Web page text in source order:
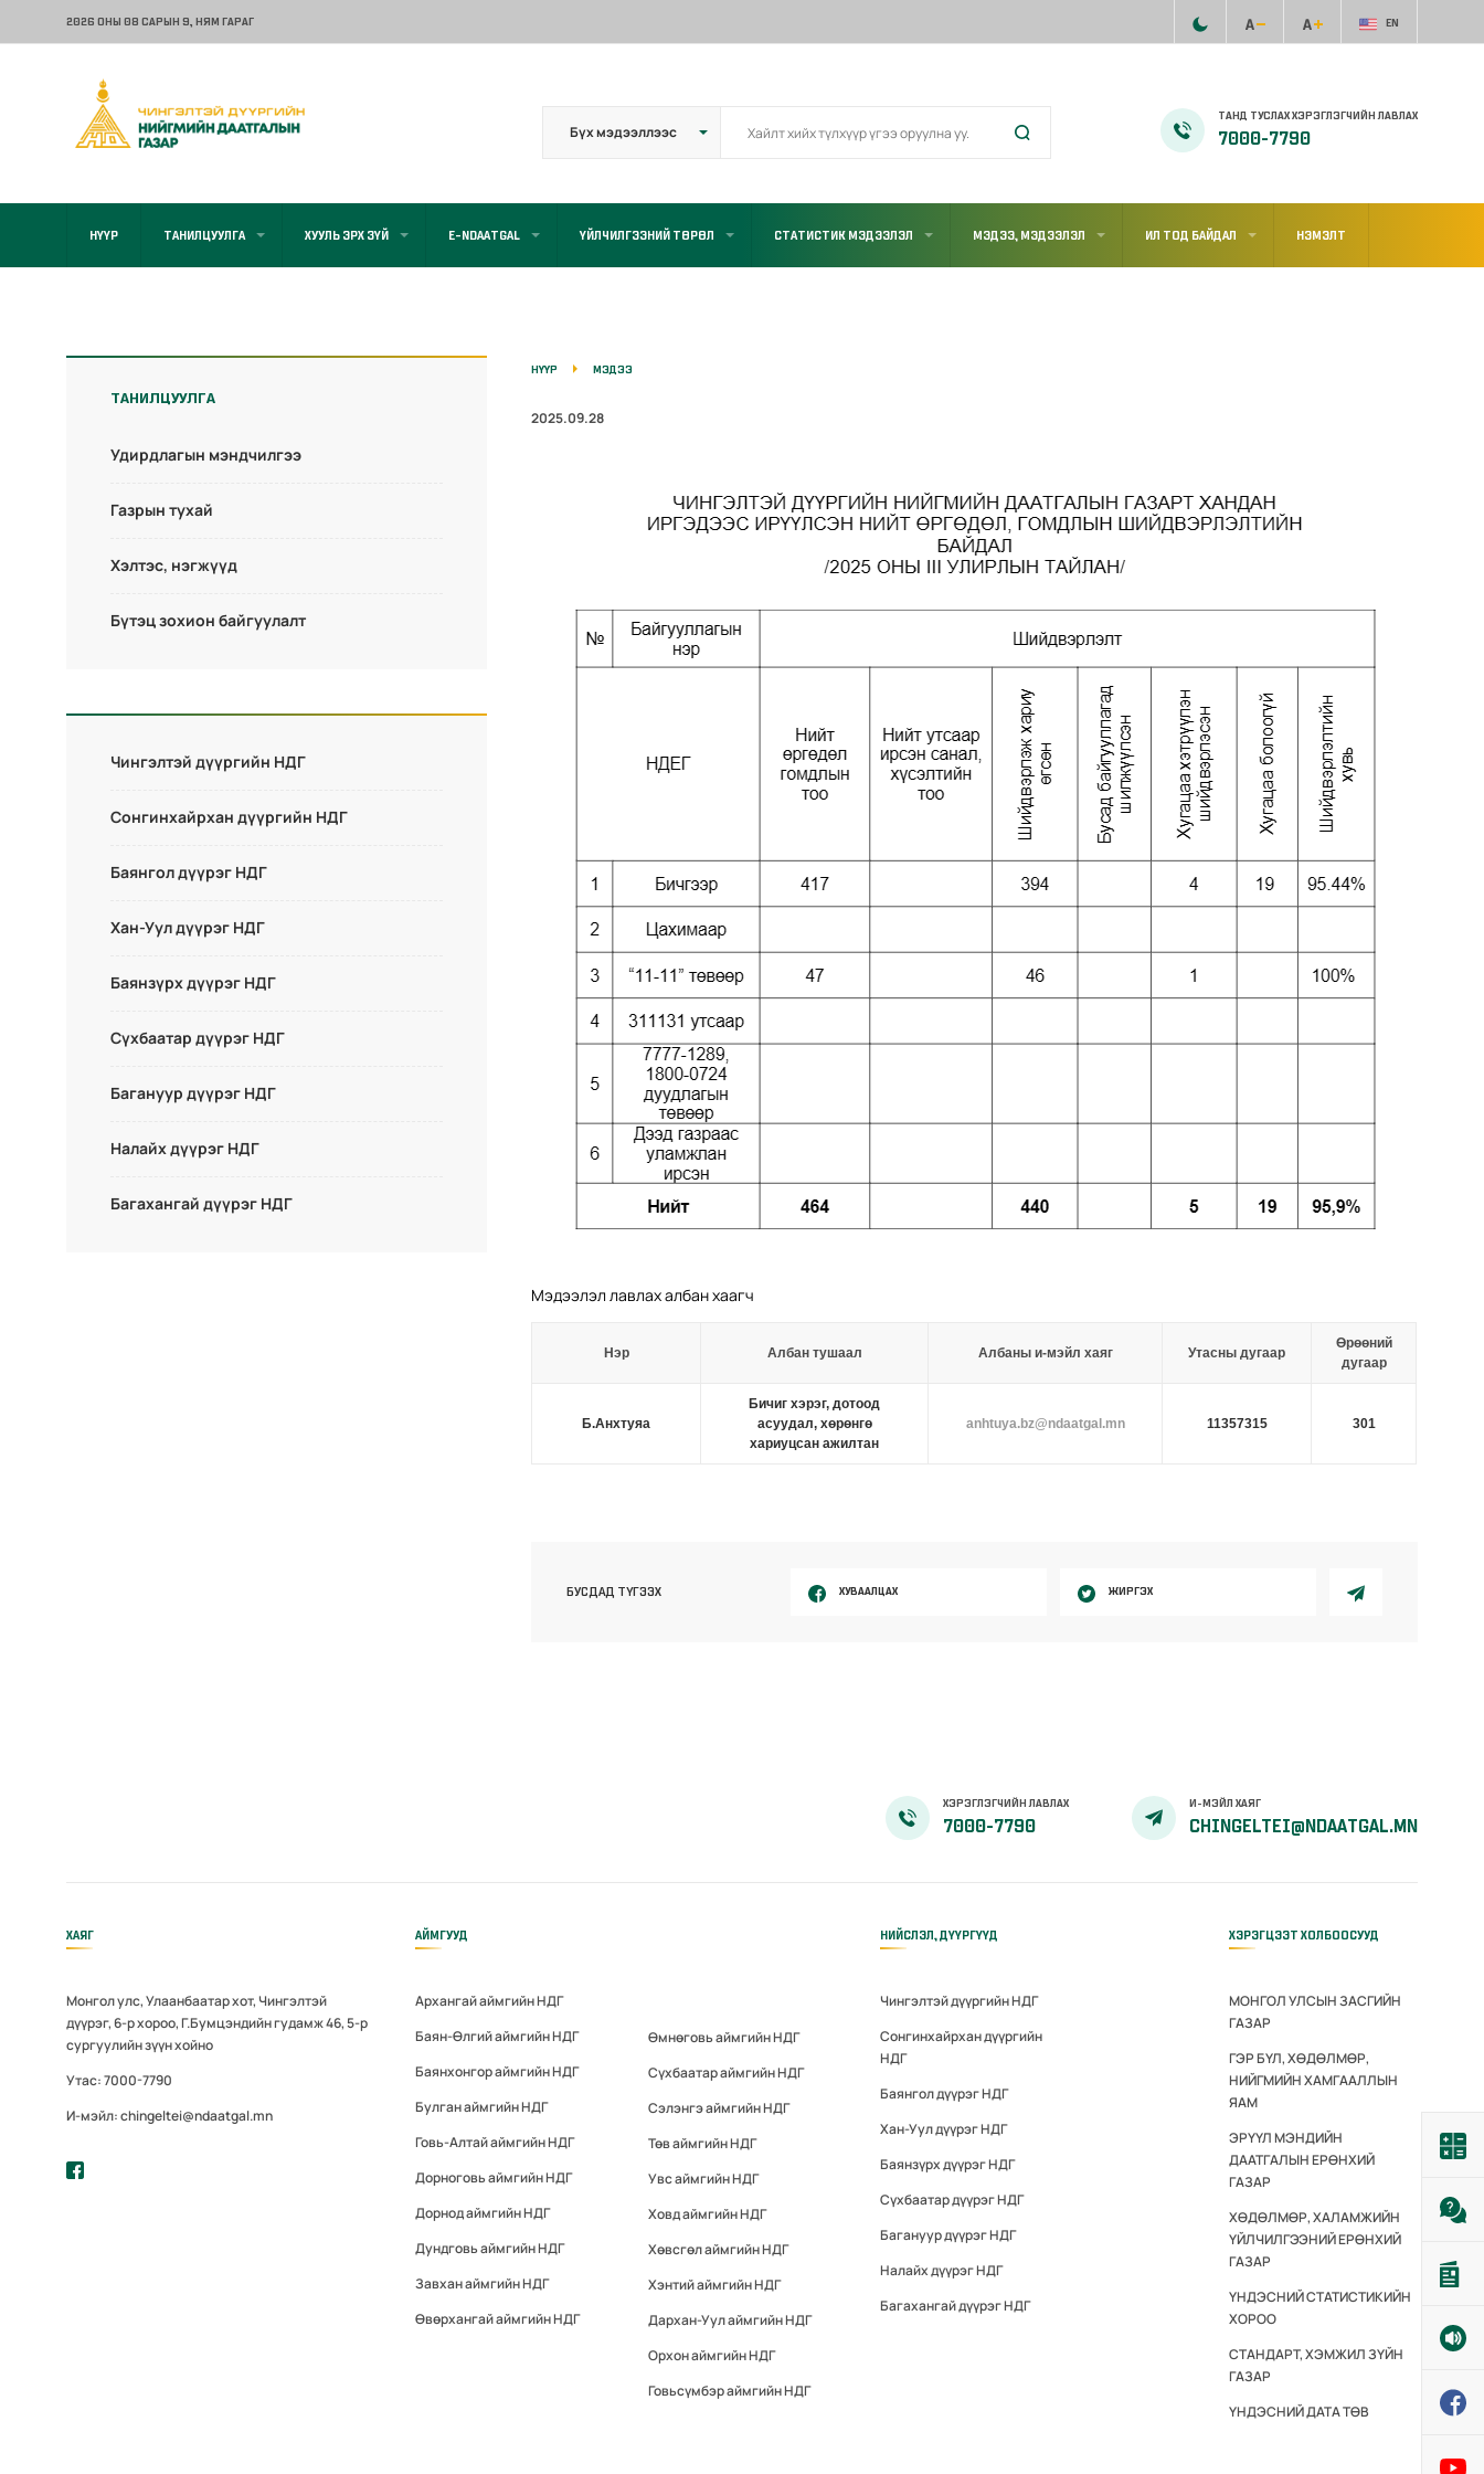
2026 ОНЫ 08 САРЫН 9, НЯМ ГАРАГ EN
ТАНД ТУСЛАХ ХЭРЭГЛЭГЧИЙН ЛАВЛАХ
7000-7790
НҮҮР ТАНИЛЦУУЛГА ХУУЛЬ ЭРХ ЗҮЙ E-NDAATGAL ҮЙЛЧИЛГЭЭНИЙ ТӨРӨЛ СТАТИСТИК МЭДЭЭЛЭЛ МЭДЭЭ, МЭДЭЭЛЭЛ ИЛ ТОД БАЙДАЛ НЭМЭЛТ
ТАНИЛЦУУЛГА
Удирдлагын мэндчилгээ
Газрын тухай
Хэлтэс, нэгжүүд
Бүтэц зохион байгуулалт
Чингэлтэй дүүргийн НДГ
Сонгинхайрхан дүүргийн НДГ
Баянгол дүүрэг НДГ
Хан-Уул дүүрэг НДГ
Баянзүрх дүүрэг НДГ
Сүхбаатар дүүрэг НДГ
Багануур дүүрэг НДГ
Налайх дүүрэг НДГ
Багахангай дүүрэг НДГ
НҮҮР МЭДЭЭ
2025.09.28
Мэдээлэл лавлах албан хаагч
Нэр Албан тушаал Албаны и-мэйл хаяг Утасны дугаар
Өрөөний
дугаар
Б.Анхтуяа
Бичиг хэрэг, дотоод
асуудал, хөрөнгө
хариуцсан ажилтан
anhtuya.bz@ndaatgal.mn 11357315 301
БУСДАД ТҮГЭЭХ ХУВААЛЦАХ ЖИРГЭХ
ХЭРЭГЛЭГЧИЙН ЛАВЛАХ
7000-7790
И-МЭЙЛ ХАЯГ
CHINGELTEI@NDAATGAL.MN
ХАЯГ
Монгол улс, Улаанбаатар хот, Чингэлтэй
дүүрэг, 6-р хороо, Г.Бумцэндийн гудамж 46, 5-р
сургуулийн зүүн хойно
Утас: 7000-7790
И-мэйл: chingeltei@ndaatgal.mn
АЙМГУУД
Архангай аймгийн НДГ
Баян-Өлгий аймгийн НДГ
Баянхонгор аймгийн НДГ
Булган аймгийн НДГ
Говь-Алтай аймгийн НДГ
Дорноговь аймгийн НДГ
Дорнод аймгийн НДГ
Дундговь аймгийн НДГ
Завхан аймгийн НДГ
Өвөрхангай аймгийн НДГ
Өмнөговь аймгийн НДГ
Сүхбаатар аймгийн НДГ
Сэлэнгэ аймгийн НДГ
Төв аймгийн НДГ
Увс аймгийн НДГ
Ховд аймгийн НДГ
Хөвсгөл аймгийн НДГ
Хэнтий аймгийн НДГ
Дархан-Уул аймгийн НДГ
Орхон аймгийн НДГ
Говьсүмбэр аймгийн НДГ
НИЙСЛЭЛ, ДҮҮРГҮҮД
Чингэлтэй дүүргийн НДГ
Сонгинхайрхан дүүргийн
НДГ
Баянгол дүүрэг НДГ
Хан-Уул дүүрэг НДГ
Баянзүрх дүүрэг НДГ
Сүхбаатар дүүрэг НДГ
Багануур дүүрэг НДГ
Налайх дүүрэг НДГ
Багахангай дүүрэг НДГ
ХЭРЭГЦЭЭТ ХОЛБООСУУД
МОНГОЛ УЛСЫН ЗАСГИЙН
ГАЗАР
ГЭР БҮЛ, ХӨДӨЛМӨР,
НИЙГМИЙН ХАМГААЛЛЫН
ЯАМ
ЭРҮҮЛ МЭНДИЙН
ДААТГАЛЫН ЕРӨНХИЙ
ГАЗАР
ХӨДӨЛМӨР, ХАЛАМЖИЙН
ҮЙЛЧИЛГЭЭНИЙ ЕРӨНХИЙ
ГАЗАР
ҮНДЭСНИЙ СТАТИСТИКИЙН
ХОРОО
СТАНДАРТ, ХЭМЖИЛ ЗҮЙН
ГАЗАР
ҮНДЭСНИЙ ДАТА ТӨВ